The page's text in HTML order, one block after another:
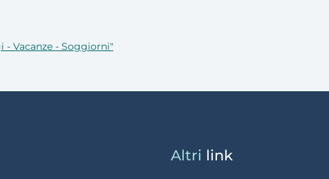
- Vacanze - Soggiorni"
Altri link